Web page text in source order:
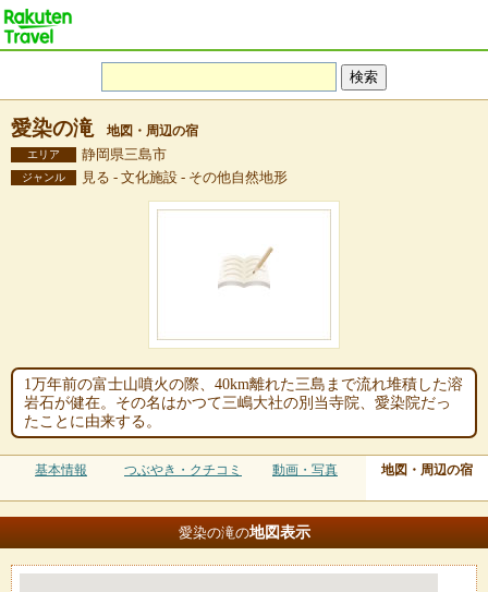
愛染の滝 地図・周辺の宿
エリア 静岡県三島市
ジャンル 見る - 文化施設 - その他自然地形
1万年前の富士山噴火の際、40km離れた三島まで流れ堆積した溶
岩石が健在。その名はかつて三嶋大社の別当寺院、愛染院だっ
たことに由来する。
基本情報 つぶやき・クチコミ 動画・写真 地図・周辺の宿
愛染の滝の地図表示